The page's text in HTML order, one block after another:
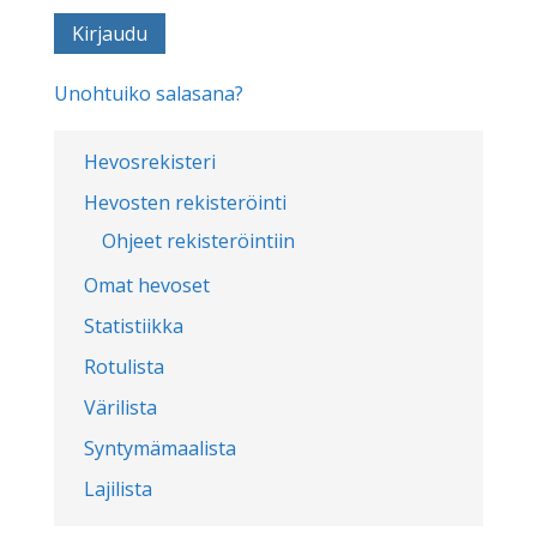
Hevosrekisteri
Hevosten rekisteröinti
Ohjeet rekisteröintiin
Omat hevoset
Statistiikka
Rotulista
Värilista
Syntymämaalista
Lajilista
Unohtuiko salasana?